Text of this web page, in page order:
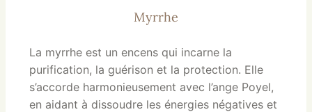
Myrrhe
La myrrhe est un encens qui incarne la
purification, la guérison et la protection. Elle
s’accorde harmonieusement avec l’ange Poyel,
en aidant à dissoudre les énergies négatives et